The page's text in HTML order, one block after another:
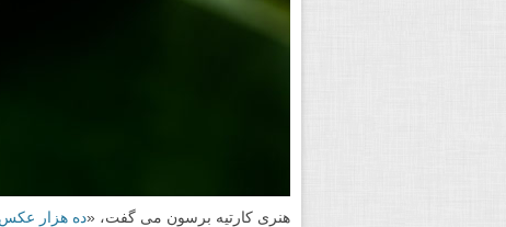
هنری کارتیه برسون می گفت، «ده هزار